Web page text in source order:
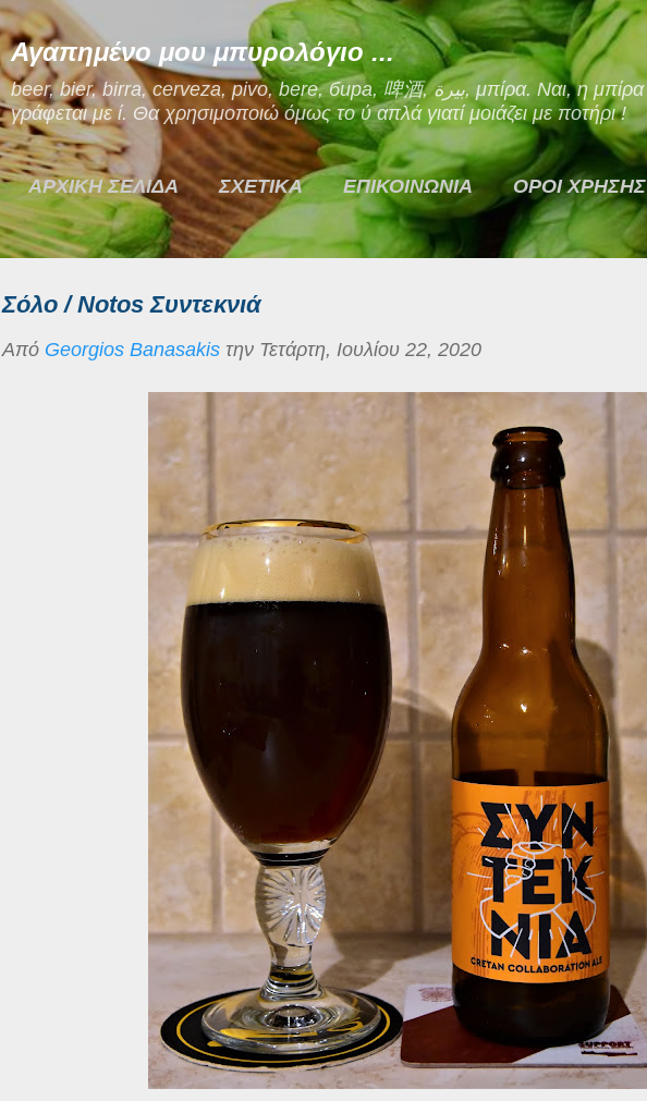
Μετάβαση στο κύριο περιεχόμενο
Αγαπημένο μου μπυρολόγιο ...
beer, bier, birra, cerveza, pivo, bere, бира, 啤酒, بيرة, μπίρα. Ναι, η μπίρα στα Ελληνικά
γράφεται με ί. Θα χρησιμοποιώ όμως το ύ απλά γιατί μοιάζει με ποτήρι !
ΑΡΧΙΚΗ ΣΕΛΙΔΑ ΣΧΕΤΙΚΑ ΕΠΙΚΟΙΝΩΝΙΑ ΟΡΟΙ ΧΡΗΣΗΣ
Σόλο / Notos Συντεκνιά
Από Georgios Banasakis την Τετάρτη, Ιουλίου 22, 2020